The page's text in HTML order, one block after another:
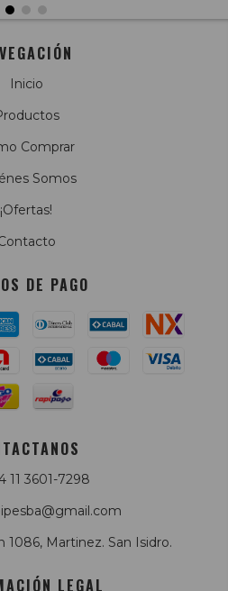
Inicio
Comprar
Somos
¡Ofertas!
DE PAGO
11 3601-7298
1086, Martinez. San Isidro.
LEGAL